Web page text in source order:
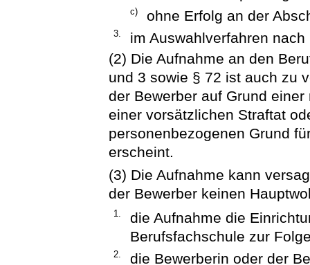
c) ohne Erfolg an der
3.
im Auswahlverfahren
(2) Die Aufnahme an den
und 3 sowie § 72 ist auch zu
der Bewerber auf Grund
einer vorsätzlichen Straftat
personenbezogenen Grund
erscheint.
(3) Die Aufnahme kann
der Bewerber keinen
1.
die Aufnahme die
Berufsfachschule zur
2. die Bewerberin oder der